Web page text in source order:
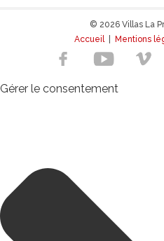
© 2026 Villas La
Accueil| Mentions
Gérer le consentement